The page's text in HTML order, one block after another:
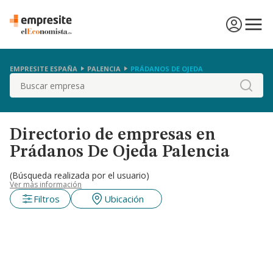
EMPRESITE ESPAÑA PALENCIA PRÁDANOS DE OJEDA
Buscar
Directorio de empresas en
Prádanos De Ojeda Palencia
(Búsqueda realizada por el usuario)
Ver más información
Filtros Ubicación